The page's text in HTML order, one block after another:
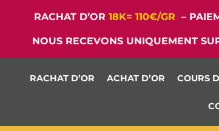
RACHAT D’OR 18K= 110€/GR –
NOUS RECEVONS UNIQUEMENT
RACHAT D’OR ACHAT D’OR COURS